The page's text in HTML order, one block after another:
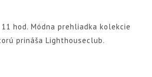
11 hod. Módna prehliadka kolekcie
prináša Lighthouseclub.